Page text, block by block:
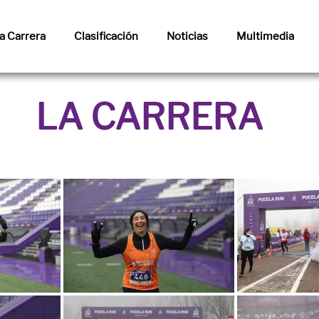
Carrera Clasificación Noticias Multimedia
LA CARRERA